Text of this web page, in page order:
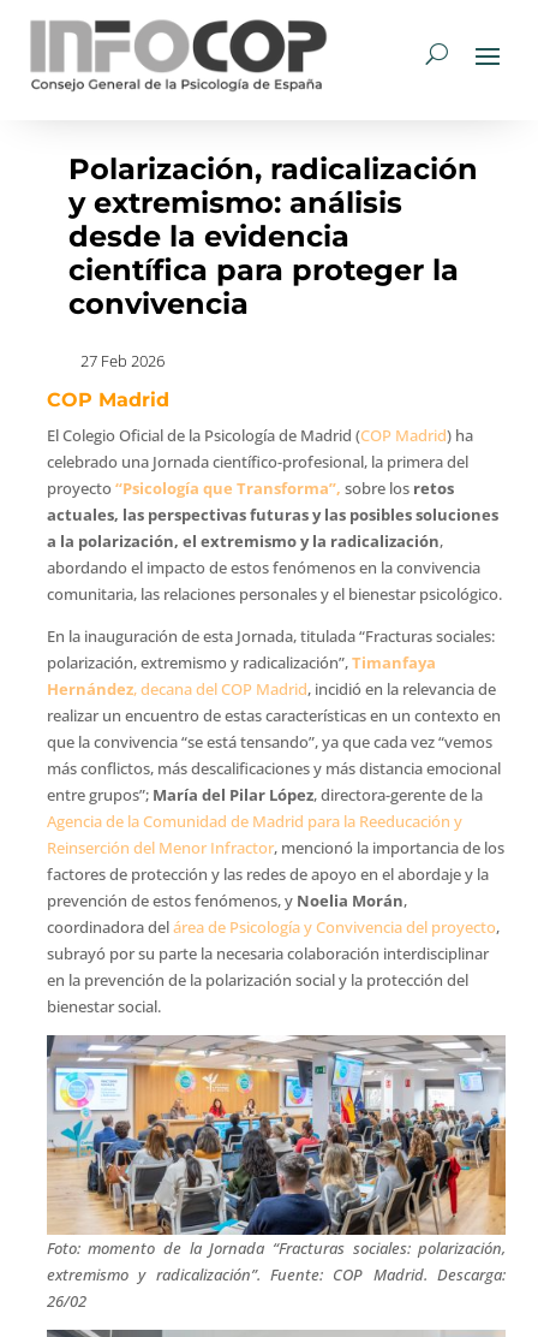
Polarización, radicalización
y extremismo: análisis
desde la evidencia
científica para proteger la
convivencia
27 Feb 2026
COP Madrid
El Colegio Oficial de la Psicología de Madrid (COP Madrid) ha
celebrado una Jornada científico-profesional, la primera del
proyecto“Psicología que Transforma”, sobre los retos
actuales, las perspectivas futuras y las posibles soluciones
a la polarización, el extremismo y la radicalización,
abordando el impacto de estos fenómenos en la convivencia
comunitaria, las relaciones personales y el bienestar psicológico.
En la inauguración de esta Jornada, titulada “Fracturas sociales:
polarización, extremismo y radicalización”,Timanfaya
Hernández, decana del COP Madrid, incidió en la relevancia de
realizar un encuentro de estas características en un contexto en
que la convivencia “se está tensando”, ya que cada vez “vemos
más conflictos, más descalificaciones y más distancia emocional
entre grupos”; María del Pilar López, directora-gerente de la
Agencia de la Comunidad de Madrid para la Reeducación y
Reinserción del Menor Infractor, mencionó la importancia de los
factores de protección y las redes de apoyo en el abordaje y la
prevención de estos fenómenos, y Noelia Morán,
coordinadora delárea de Psicología y Convivencia del proyecto,
subrayó por su parte la necesaria colaboración interdisciplinar
en la prevención de la polarización social y la protección del
bienestar social.
Foto: momento de la Jornada “Fracturas sociales: polarización,
extremismo y radicalización”. Fuente: COP Madrid. Descarga:
26/02